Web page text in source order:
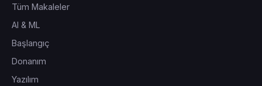
Tüm Makaleler
AI & ML
Başlangıç
Donanım
Yazılım